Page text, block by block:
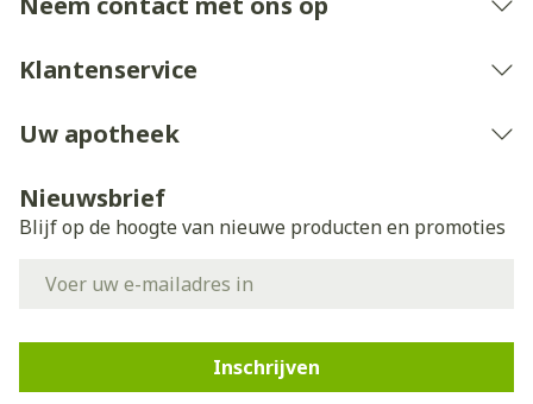
Nierfunctie
Klantenservice
Uw apotheek
Nieuwsbrief
Blijf op de hoogte van nieuwe producten en promoties
Inschrijven